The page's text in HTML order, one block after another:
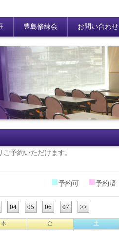
豊島修練会 お問い合わせ
予約いただけます。
■予約可 ■予約済
04 05 06 07 >>
木 金 土